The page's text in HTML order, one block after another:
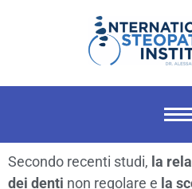
Secondo recenti studi, la
dei denti non regolare e la